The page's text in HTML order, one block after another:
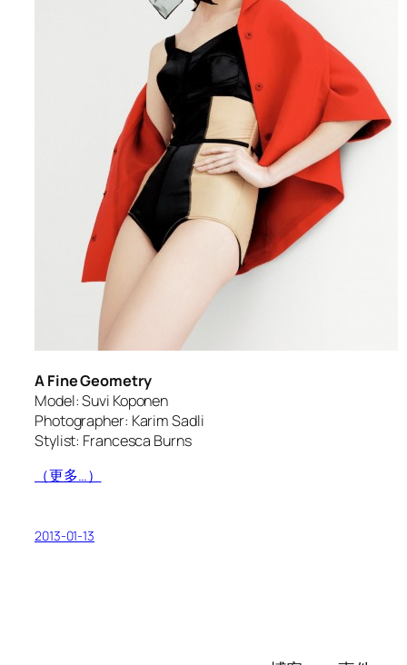
A Fine Geometry
Model: Suvi Koponen
Photographer: Karim Sadli
Stylist: Francesca Burns
（更多…）
2013-01-13